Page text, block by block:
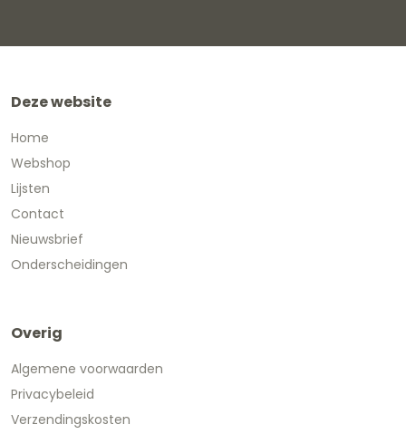
Deze website
Home
Webshop
Lijsten
Contact
Nieuwsbrief
Onderscheidingen
Overig
Algemene voorwaarden
Privacybeleid
Verzendingskosten